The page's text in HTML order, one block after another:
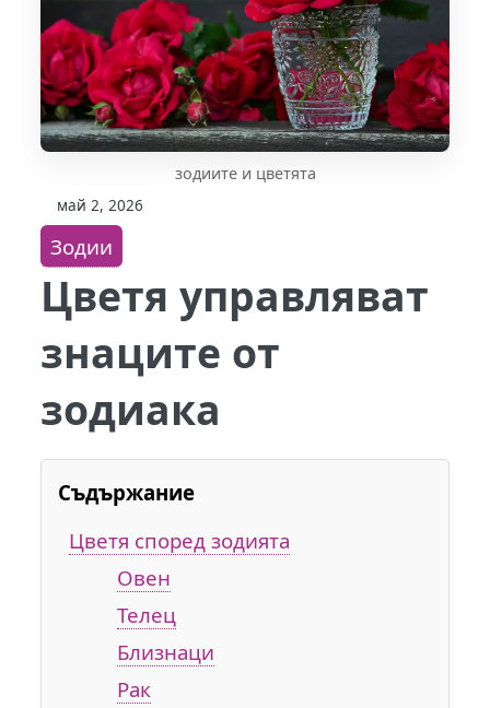
зодиите и цветята
май 2, 2026
Зодии
Цветя управляват
знаците от
зодиака
Съдържание
Цветя според зодията
Овен
Телец
Близнаци
Рак